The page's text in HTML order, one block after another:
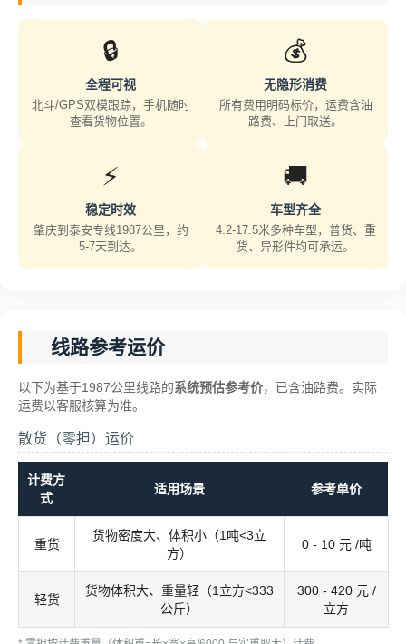
🔒
全程可视
北斗/GPS双模跟踪，手机随时
查看货物位置。
💰
无隐形消费
所有费用明码标价，运费含油
路费、上门取送。
⚡
稳定时效
肇庆到泰安专线1987公里，约
5-7天到达。
🚚
车型齐全
4.2-17.5米多种车型，普货、重
货、异形件均可承运。
线路参考运价
以下为基于1987公里线路的系统预估参考价，已含油路费。实际
运费以客服核算为准。
散货（零担）运价
计费方
式
适用场景 参考单价
重货
货物密度大、体积小（1吨<3立
方）
0 - 10 元 /吨
轻货
货物体积大、重量轻（1立方<333
公斤）
300 - 420 元 /
立方